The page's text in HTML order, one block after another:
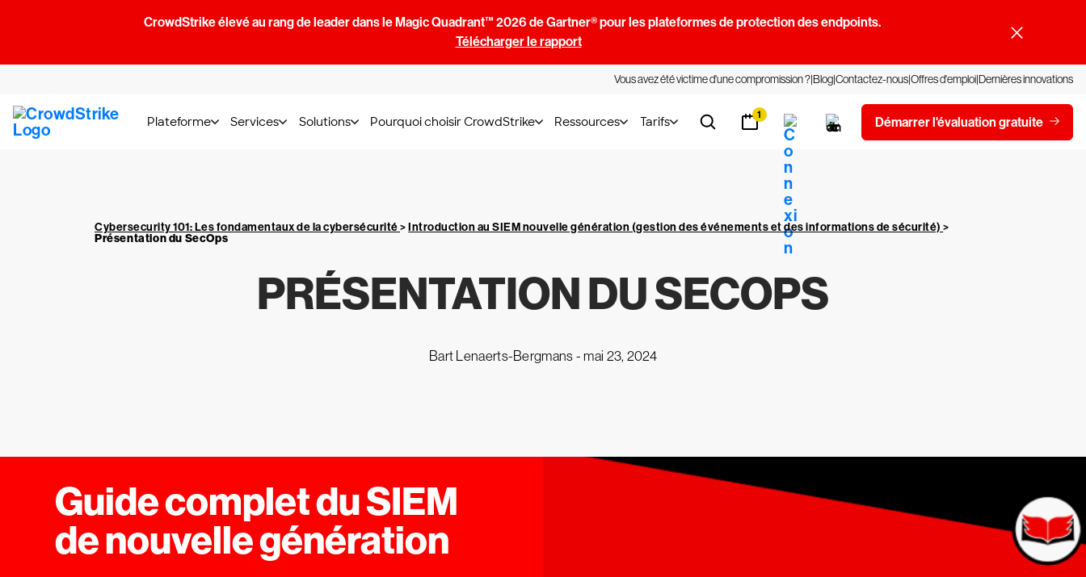
CrowdStrike élevé au rang de leader dans le Magic Quadrant™ 2026 de Gartner® pour les plateformes de protection des endpoints.
Télécharger le rapport
Vous avez été victime d'une compromission ?BlogContactez-nousOffres d'emploiDernières innovations
Plateforme Services Solutions Pourquoi choisir CrowdStrike Ressources Tarifs 1 Démarrer l'évaluation gratuite
Cybersecurity 101: Les fondamentaux de la cybersécurité>Introduction au SIEM nouvelle génération (gestion des événements et des informations de sécurité)>
Présentation du SecOps
PRÉSENTATION DU SECOPS
Bart Lenaerts-Bergmans -mai 23, 2024
Guide complet du SIEM
de nouvelle génération